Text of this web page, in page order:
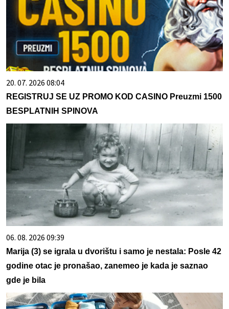
20. 07. 2026 08:04
REGISTRUJ SE UZ PROMO KOD CASINO Preuzmi 1500
BESPLATNIH SPINOVA
06. 08. 2026 09:39
Marija (3) se igrala u dvorištu i samo je nestala: Posle 42
godine otac je pronašao, zanemeo je kada je saznao
gde je bila